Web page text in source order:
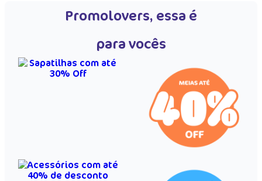
Promolovers, essa é
para vocês